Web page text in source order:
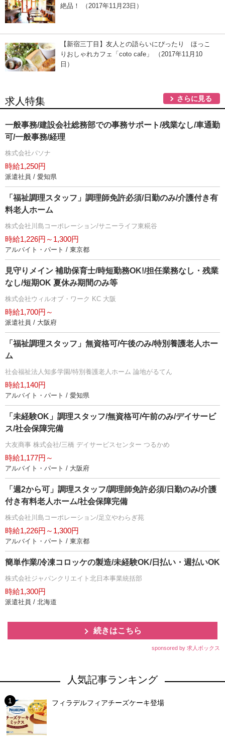
絶品！ （2017年11月23日）
【新宿三丁目】友人との語らいにぴったり ほっこ
りおしゃれカフェ「coto cafe」 （2017年11月10
日）
求人特集 さらに見る
一般事務/建設会社総務部での事務サポート/残業なし/車通勤
可/一般事務/経理
株式会社パソナ
時給1,250円
派遣社員 / 愛知県
「福祉調理スタッフ」調理師免許必須/日勤のみ/介護付き有
料老人ホーム
株式会社川島コーポレーション/サニーライフ東糀谷
時給1,226円～1,300円
アルバイト・パート / 東京都
見守りメイン 補助保育士/時短勤務OK!/担任業務なし・残業
なし/短期OK 夏休み期間のみ等
株式会社ウィルオブ・ワーク KC 大阪
時給1,700円～
派遣社員 / 大阪府
「福祉調理スタッフ」無資格可/午後のみ/特別養護老人ホー
ム
社会福祉法人知多学園/特別養護老人ホーム 論地がるてん
時給1,140円
アルバイト・パート / 愛知県
「未経験OK」調理スタッフ/無資格可/午前のみ/デイサービ
ス/社会保障完備
大友商事 株式会社/三橋 デイサービスセンター つるかめ
時給1,177円～
アルバイト・パート / 大阪府
「週2から可」調理スタッフ/調理師免許必須/日勤のみ/介護
付き有料老人ホーム/社会保障完備
株式会社川島コーポレーション/足立やわらぎ苑
時給1,226円～1,300円
アルバイト・パート / 東京都
簡単作業/冷凍コロッケの製造/未経験OK/日払い・週払いOK
株式会社ジャパンクリエイト北日本事業統括部
時給1,300円
派遣社員 / 北海道
続きはこちら
sponsored by 求人ボックス
人気記事ランキング
フィラデルフィアチーズケーキ登場